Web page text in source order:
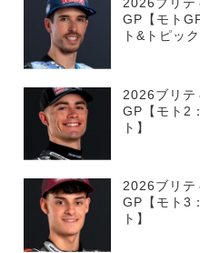
2026ブリテ
GP【モト
ト&トピック
2026ブリテ
GP【モト2
ト】
2026ブリテ
GP【モト3
ト】